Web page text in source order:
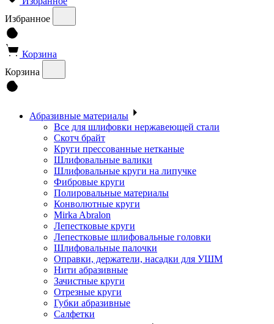
Избранное
Корзина
Корзина
Абразивные материалы
Все для шлифовки нержавеющей стали
Скотч брайт
Круги прессованные нетканые
Шлифовальные валики
Шлифовальные круги на липучке
Фибровые круги
Полировальные материалы
Конволютные круги
Mirka Abralon
Лепестковые круги
Лепестковые шлифовальные головки
Шлифовальные палочки
Оправки, держатели, насадки для УШМ
Нити абразивные
Зачистные круги
Отрезные круги
Губки абразивные
Салфетки